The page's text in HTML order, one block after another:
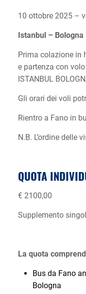
10 ottobre 2025 –
Istanbul – Bologna
Prima colazione in
e partenza con
ISTANBUL
Gli orari dei voli
Rientro a Fano in
N.B. L’ordine delle
QUOTA
€ 2100,00
Supplemento
La quota
Bus da Fano
Bologna